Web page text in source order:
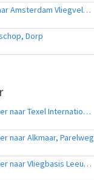
Politiehelikopter naar Amsterdam Vliegveld Schiphol
Dorp
Ambulancehelikopter naar Texel International Airport
naar Alkmaar, Parelweg
Ambulancehelikopter naar Vliegbasis Leeuwarden